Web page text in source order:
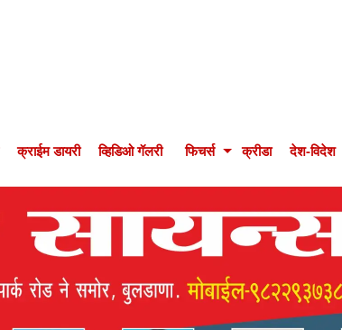
क्राईम डायरी व्हिडिओ गॅलरी फिचर्स क्रीडा देश-विदेश